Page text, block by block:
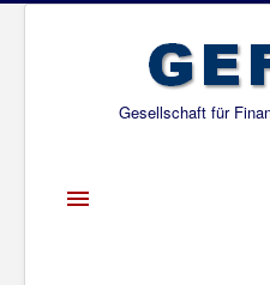
Gesellschaft für
Toggle